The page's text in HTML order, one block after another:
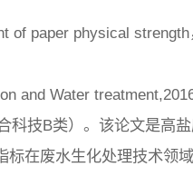
paper physical
and Water
技B类）。该论文是高
标在废水生化处理技术领